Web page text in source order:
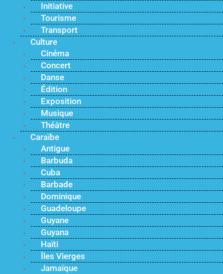
Initiative
Tourisme
Transport
Culture
Cinéma
Concert
Danse
Édition
Exposition
Musique
Théâtre
Caraïbe
Antigue
Barbuda
Cuba
Barbade
Dominique
Guadeloupe
Guyane
Guyana
Haïti
Îles Vierges
Jamaïque